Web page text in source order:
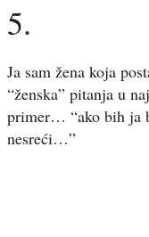
5.
Ja sam žena koja
“ženska” pitanja u
primer… “ako bih ja
nesreći…”